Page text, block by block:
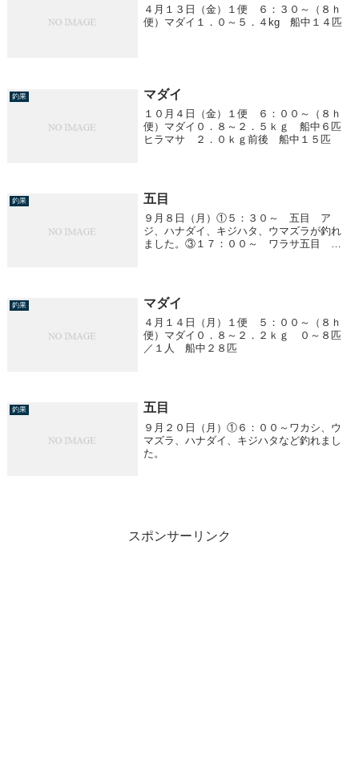
４月１３日（金）１便 ６：３０～（８ｈ
便）マダイ１．０～５．４kg 船中１４匹
釣果 マダイ
１０月４日（金）１便 ６：００～（８ｈ
便）マダイ０．８～２．５ｋｇ 船中６匹
ヒラマサ ２．０ｋｇ前後 船中１５匹
釣果 五目
９月８日（月）①５：３０～ 五目 ア
ジ、ハナダイ、キジハタ、ウマズラが釣れ
ました。③１７：００～ ワラサ五目 イ
釣果 マダイ
４月１４日（月）１便 ５：００～（８ｈ
便）マダイ０．８～２．２ｋｇ ０～８匹
／１人 船中２８匹
釣果 五目
９月２０日（月）①６：００～ワカシ、ウ
マズラ、ハナダイ、キジハタなど釣れまし
た。
スポンサーリンク